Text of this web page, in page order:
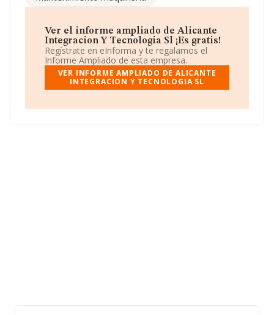
más puedes acceder a su página web en este enlace
La empresa españolaAlicante Integracion y
Tecnología S.L, con CIF B54016720, se encuentra en
Avenida Juan Sanchis Candela Ent 4. Ed Idel núm. 23,
(03015), en el municipio de Alicante, Comunidad
Valenciana.
empresas pertenecientes al sector, en el ámbito
Ver el informe ampliado de Alicante
Integracion Y Tecnologia Sl ¡Es gratis!
Regístrate en eInforma y te regalamos el
Informe Ampliado de esta empresa.
VER INFORME AMPLIADO DE ALICANTE
INTEGRACION Y TECNOLOGIA SL